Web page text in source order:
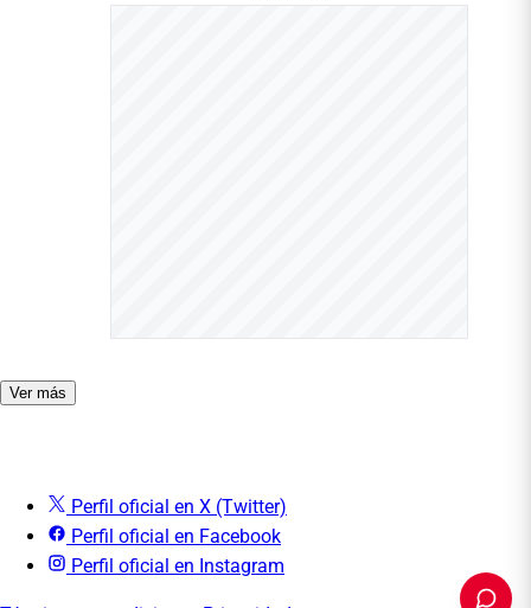
Ver más
Perfil oficial en X (Twitter)
Perfil oficial en Facebook
Perfil oficial en Instagram